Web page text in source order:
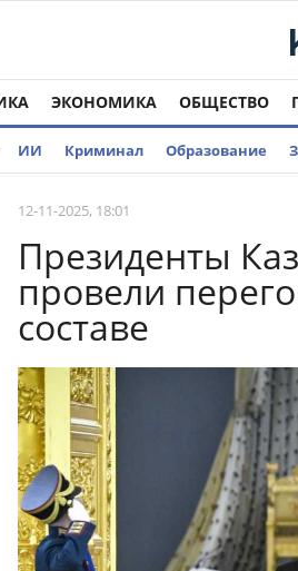
ЭКОНОМИКА ОБЩЕСТВО
ИИ Криминал Образование
12-11-2025, 18:01
Президенты
провели
составе